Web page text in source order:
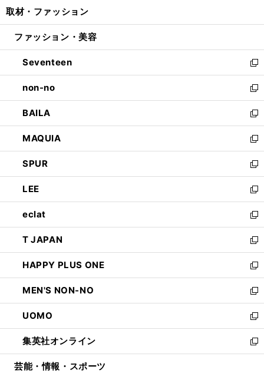
開
ウ
開
く
ン
ウ
で
開
く
ウ
ン
ド
ウ
で
開
く
取材・ファッション
ファッション・美容
Seventeen
新
し
い
ウ
ィ
ン
ド
ウ
で
開
く
non-no
新
し
い
ウ
ィ
ン
ド
ウ
で
開
く
BAILA
新
し
い
ウ
ィ
ン
ド
ウ
で
開
く
MAQUIA
新
し
い
ウ
ィ
ン
ド
ウ
で
開
く
SPUR
新
し
い
ウ
ィ
ン
ド
ウ
で
開
く
LEE
新
し
い
ウ
ィ
ン
ド
ウ
で
開
く
eclat
新
し
い
ウ
ィ
ン
ド
ウ
で
開
く
T JAPAN
新
し
い
ウ
ィ
ン
ド
ウ
で
開
HAPPY PLUS ONE
新
し
い
ウ
ィ
ン
ド
ウ
MEN'S NON-NO
新
し
い
ウ
ィ
ン
UOMO
新
し
い
ウ
集英社オンライン
新
し
芸能・情報・スポーツ